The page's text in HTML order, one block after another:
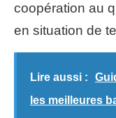
coopération au
en situation de
Lire aussi :
les meilleures